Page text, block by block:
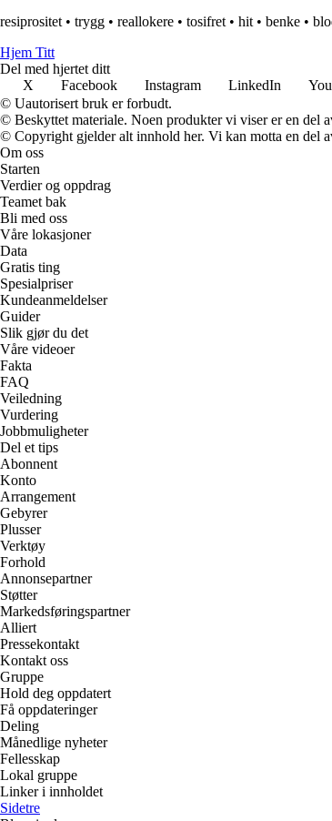
resiprositet • trygg • reallokere • tosifret • hit • benke •
Hjem Titt
Del med hjertet ditt
X
Facebook Instagram LinkedIn
© Uautorisert bruk er forbudt.
© Beskyttet materiale. Noen produkter vi viser er en del
© Copyright gjelder alt innhold her. Vi kan motta en del
Om oss
Starten
Verdier og oppdrag
Teamet bak
Bli med oss
Våre lokasjoner
Data
Gratis ting
Spesialpriser
Kundeanmeldelser
Guider
Slik gjør du det
Våre videoer
Fakta
FAQ
Veiledning
Vurdering
Jobbmuligheter
Del et tips
Abonnent
Konto
Arrangement
Gebyrer
Plusser
Verktøy
Forhold
Annonsepartner
Støtter
Markedsføringspartner
Alliert
Pressekontakt
Kontakt oss
Gruppe
Hold deg oppdatert
Få oppdateringer
Deling
Månedlige nyheter
Fellesskap
Lokal gruppe
Linker i innholdet
Sidetre